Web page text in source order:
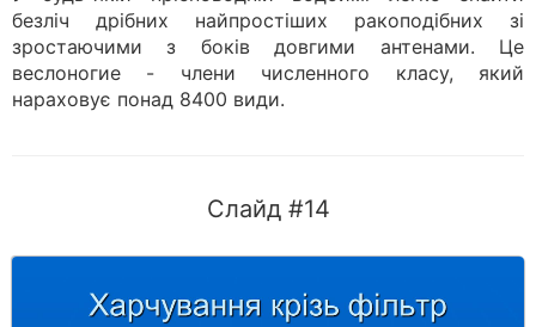
безліч дрібних найпростіших ракоподібних зі
зростаючими з боків довгими антенами. Це
веслоногие - члени численного класу, який
нараховує понад 8400 види.
Слайд #14